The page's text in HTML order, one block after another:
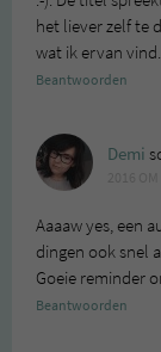
het liever zelf te
wat ik ervan
Beantwoorden
Demi
Aaaaw yes, een
dingen ook snel
Goeie reminder
Beantwoorden